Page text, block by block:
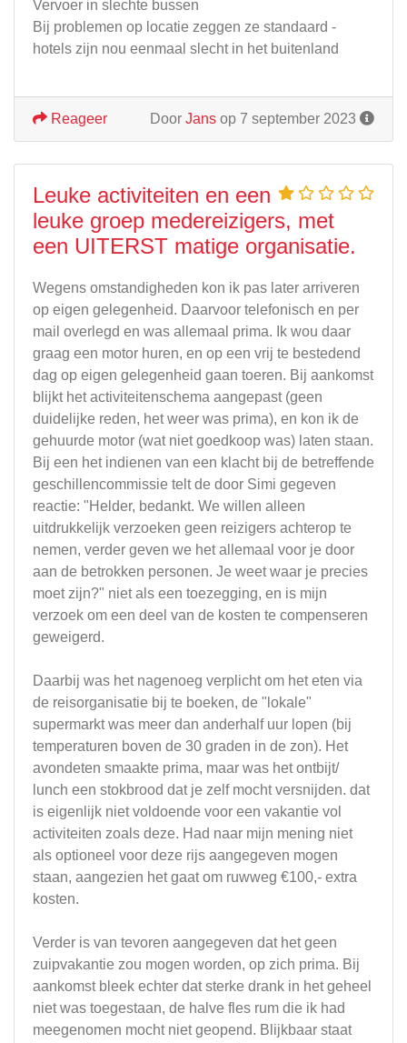
Vervoer in slechte bussen
Bij problemen op locatie zeggen ze standaard -
hotels zijn nou eenmaal slecht in het buitenland
Door Jans op 7 september 2023
Reageer
Leuke activiteiten en een
leuke groep medereizigers, met
een UITERST matige organisatie.
Wegens omstandigheden kon ik pas later arriveren
op eigen gelegenheid. Daarvoor telefonisch en per
mail overlegd en was allemaal prima. Ik wou daar
graag een motor huren, en op een vrij te bestedend
dag op eigen gelegenheid gaan toeren. Bij aankomst
blijkt het activiteitenschema aangepast (geen
duidelijke reden, het weer was prima), en kon ik de
gehuurde motor (wat niet goedkoop was) laten staan.
Bij een het indienen van een klacht bij de betreffende
geschillencommissie telt de door Simi gegeven
reactie: "Helder, bedankt. We willen alleen
uitdrukkelijk verzoeken geen reizigers achterop te
nemen, verder geven we het allemaal voor je door
aan de betrokken personen. Je weet waar je precies
moet zijn?" niet als een toezegging, en is mijn
verzoek om een deel van de kosten te compenseren
geweigerd.
Daarbij was het nagenoeg verplicht om het eten via
de reisorganisatie bij te boeken, de "lokale"
supermarkt was meer dan anderhalf uur lopen (bij
temperaturen boven de 30 graden in de zon). Het
avondeten smaakte prima, maar was het ontbijt/
lunch een stokbrood dat je zelf mocht versnijden. dat
is eigenlijk niet voldoende voor een vakantie vol
activiteiten zoals deze. Had naar mijn mening niet
als optioneel voor deze rijs aangegeven mogen
staan, aangezien het gaat om ruwweg €100,- extra
kosten.
Verder is van tevoren aangegeven dat het geen
zuipvakantie zou mogen worden, op zich prima. Bij
aankomst bleek echter dat sterke drank in het geheel
niet was toegestaan, de halve fles rum die ik had
meegenomen mocht niet geopend. Blijkbaar staat